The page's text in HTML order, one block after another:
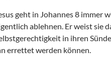
geht in Johannes 8 immer
ablehnen. Er weist sie
in ihren
errettet werden können.